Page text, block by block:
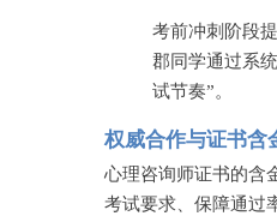
考前冲刺阶段
郡同学通过系
试节奏”。
权威合作与证书含
心理咨询师证书的含
考试要求、保障通过